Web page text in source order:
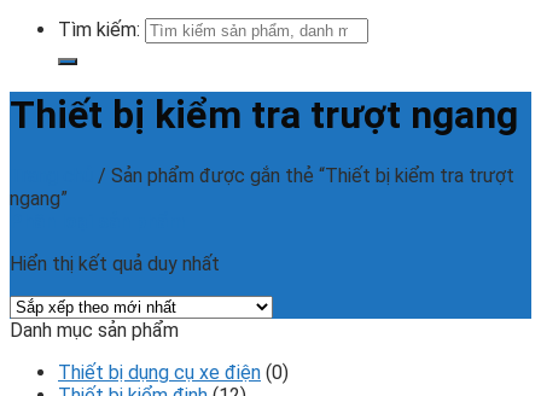
Tìm kiếm:
Thiết bị kiểm tra trượt ngang
/ Sản phẩm được gắn thẻ “Thiết bị kiểm tra trượt
ngang”
Hiển thị kết quả duy nhất
Danh mục sản phẩm
Thiết bị dụng cụ xe điện (0)